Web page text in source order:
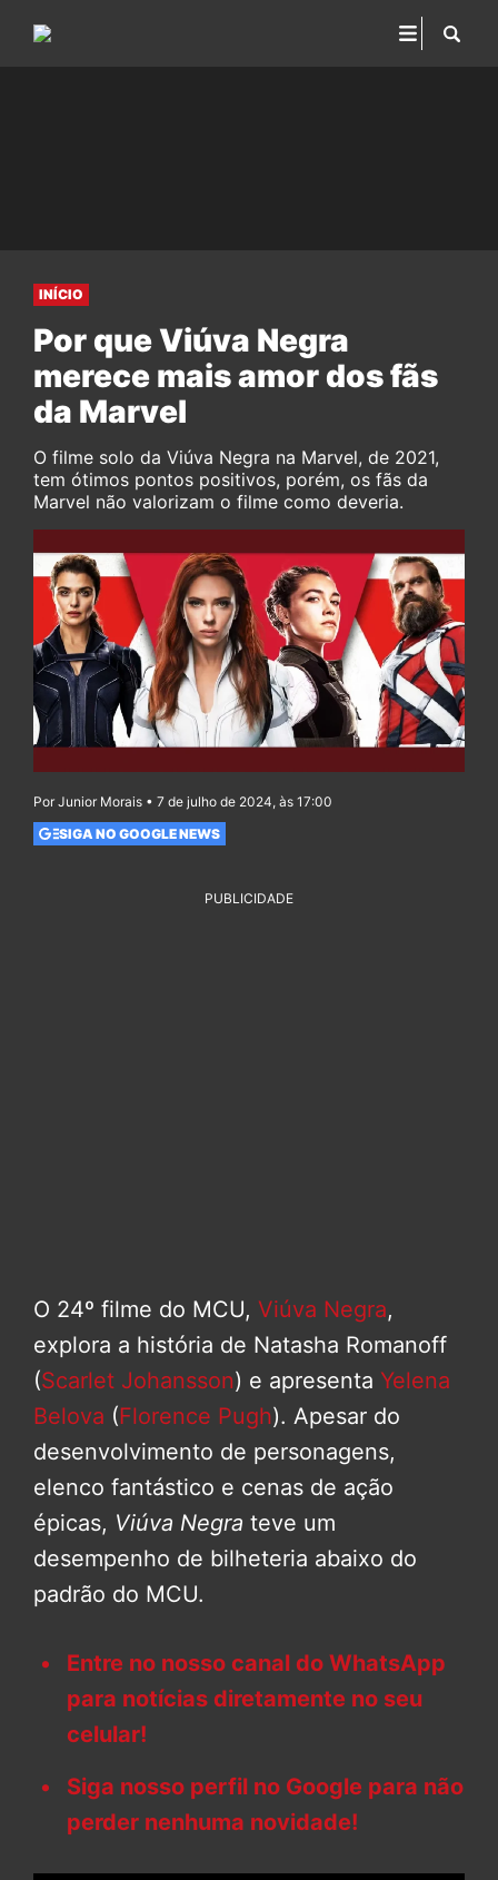
INÍCIO
Por que Viúva Negra
merece mais amor dos fãs
da Marvel
O filme solo da Viúva Negra na Marvel, de 2021,
tem ótimos pontos positivos, porém, os fãs da
Marvel não valorizam o filme como deveria.
Por Junior Morais • 7 de julho de 2024, às 17:00
SIGA NO GOOGLE NEWS
PUBLICIDADE
O 24º filme do MCU, Viúva Negra,
explora a história de Natasha Romanoff
(Scarlet Johansson) e apresenta Yelena
Belova (Florence Pugh). Apesar do
desenvolvimento de personagens,
elenco fantástico e cenas de ação
épicas, Viúva Negra teve um
desempenho de bilheteria abaixo do
padrão do MCU.
Entre no nosso canal do WhatsApp
para notícias diretamente no seu
celular!
Siga nosso perfil no Google para não
perder nenhuma novidade!